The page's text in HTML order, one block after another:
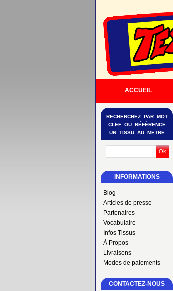
ACCUEIL
INFORMATIONS
Blog
Articles de presse
Partenaires
Vocabulaire
Infos Tissus
À Propos
Livraisons
Modes de paiements
RECHERCHEZ PAR MOT
CLEF OU RÉFÉRENCE
UN TISSU AU METRE
CONTACTEZ-NOUS